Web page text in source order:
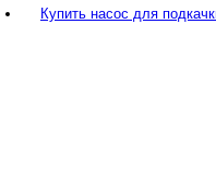
Купить насос для